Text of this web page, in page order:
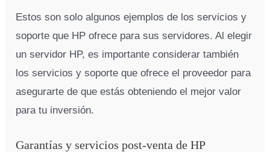
Estos son solo algunos ejemplos de los servicios y
soporte que HP ofrece para sus servidores. Al elegir
un servidor HP, es importante considerar también
los servicios y soporte que ofrece el proveedor para
asegurarte de que estás obteniendo el mejor valor
para tu inversión.
Garantías y servicios post-venta de HP